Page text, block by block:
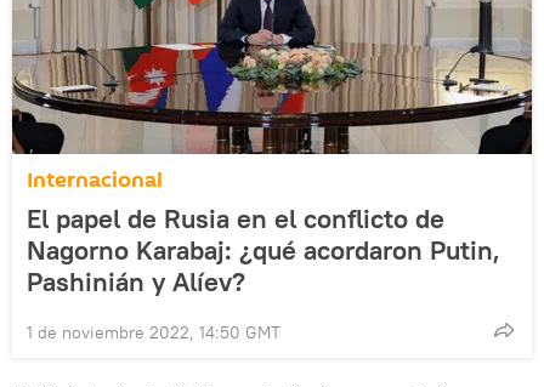
Internacional
El papel de Rusia en el conflicto de
Nagorno Karabaj: ¿qué acordaron Putin,
Pashinián y Alíev?
1 de noviembre 2022, 14:50 GMT